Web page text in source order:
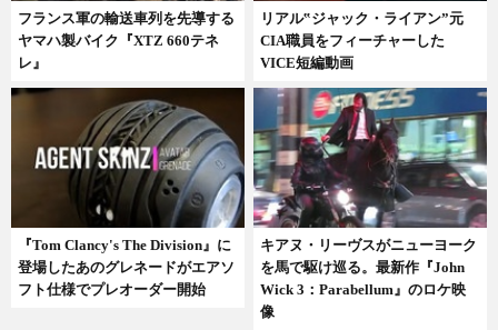
フランス軍の輸送車列を先導する
ヤマハ製バイク『XTZ 660テネ
レ』
リアル‟ジャック・ライアン”元
CIA職員をフィーチャーした
VICE短編動画
『Tom Clancy's The Division』に
登場したあのグレネードがエアソ
フト仕様でプレオーダー開始
キアヌ・リーヴスがニューヨーク
を馬で駆け巡る。最新作『John
Wick 3：Parabellum』のロケ映
像